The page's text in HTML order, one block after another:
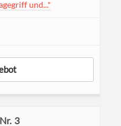
und...*
3